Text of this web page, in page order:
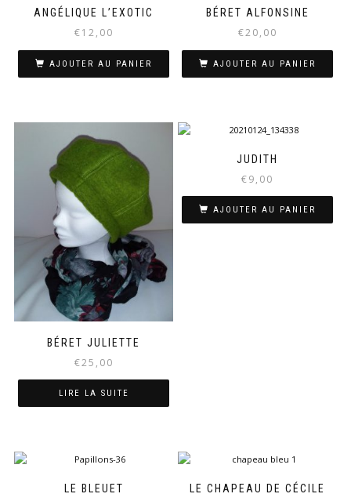
ANGÉLIQUE L’EXOTIC
€12,00
AJOUTER AU PANIER
BÉRET ALFONSINE
€20,00
AJOUTER AU PANIER
BÉRET JULIETTE
€25,00
LIRE LA SUITE
JUDITH
€9,00
AJOUTER AU PANIER
LE BLEUET LE CHAPEAU DE CÉCILE